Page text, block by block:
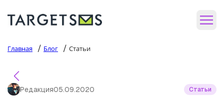
Главная / Блог / Статьи
Редакция05.09.2020 Статьи